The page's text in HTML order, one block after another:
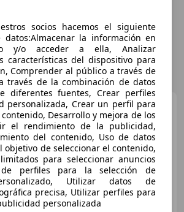
Citroen C31.6BlueHDi Live
Edition 75
€ 7.890 1
Preciojusto
km Diésel
55 kW (75 CV)
socios hacemos el siguiente
la información en
y/o acceder a ella, Analizar
características del dispositivo para
Comprender al público a través de
través de la combinación de datos
diferentes fuentes, Crear perfiles
personalizada, Crear un perfil para
Desarrollo y mejora de los
el rendimiento de la publicidad,
del contenido, Uso de datos
objetivo de seleccionar el contenido,
para seleccionar anuncios
de perfiles para la selección de
Utilizar datos de
precisa, Utilizar perfiles para
personalizada